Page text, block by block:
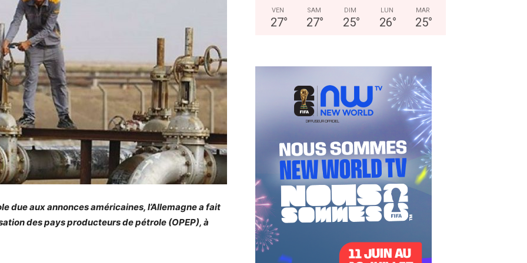
due aux annonces américaines, l’Allemagne a fait
des pays producteurs de pétrole (OPEP), à
VEN
27°
SAM
27°
DIM
25°
LUN
26°
MAR
25°